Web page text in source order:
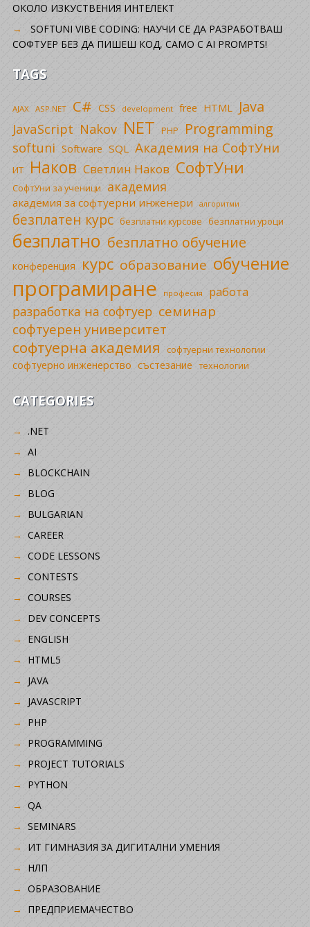
ОКОЛО ИЗКУСТВЕНИЯ ИНТЕЛЕКТ
SOFTUNI VIBE CODING: НАУЧИ СЕ ДА РАЗРАБОТВАШ
СОФТУЕР БЕЗ ДА ПИШЕШ КОД, САМО С AI PROMPTS!
TAGS
AJAX ASP.NET C# CSS development free HTML Java
JavaScript Nakov NET PHP Programming
softuni Software SQL Академия на СофтУни
ИТ Наков Светлин Наков СофтУни
СофтУни за ученици академия
академия за софтуерни инженери алгоритми
безплатен курс безплатни курсове безплатни уроци
безплатно безплатно обучение
конференция курс образование обучение
програмиране професия работа
разработка на софтуер семинар
софтуерен университет
софтуерна академия софтуерни технологии
софтуерно инженерство състезание технологии
CATEGORIES
.NET
AI
BLOCKCHAIN
BLOG
BULGARIAN
CAREER
CODE LESSONS
CONTESTS
COURSES
DEV CONCEPTS
ENGLISH
HTML5
JAVA
JAVASCRIPT
PHP
PROGRAMMING
PROJECT TUTORIALS
PYTHON
QA
SEMINARS
ИТ ГИМНАЗИЯ ЗА ДИГИТАЛНИ УМЕНИЯ
НЛП
ОБРАЗОВАНИЕ
ПРЕДПРИЕМАЧЕСТВО